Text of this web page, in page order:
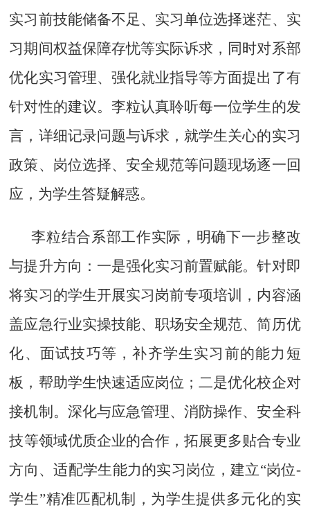
实习前技能储备不足、实习单位选择迷茫、实
习期间权益保障存忧等实际诉求，同时对系部
优化实习管理、强化就业指导等方面提出了有
针对性的建议。李粒认真聆听每一位学生的发
言，详细记录问题与诉求，就学生关心的实习
政策、岗位选择、安全规范等问题现场逐一回
应，为学生答疑解惑。
李粒结合系部工作实际，明确下一步整改
与提升方向：一是强化实习前置赋能。针对即
将实习的学生开展实习岗前专项培训，内容涵
盖应急行业实操技能、职场安全规范、简历优
化、面试技巧等，补齐学生实习前的能力短
板，帮助学生快速适应岗位；二是优化校企对
接机制。深化与应急管理、消防操作、安全科
技等领域优质企业的合作，拓展更多贴合专业
方向、适配学生能力的实习岗位，建立“岗位-
学生”精准匹配机制，为学生提供多元化的实